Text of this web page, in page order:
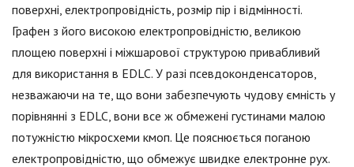
поверхні, електропровідність, розмір пір і відмінності.
Графен з його високою електропровідністю, великою
площею поверхні і міжшарової структурою привабливий
для використання в EDLC. У разі псевдоконденсаторов,
незважаючи на те, що вони забезпечують чудову ємність у
порівнянні з EDLC, вони все ж обмежені густинами малою
потужністю мікросхеми кмоп. Це пояснюється поганою
електропровідністю, що обмежує швидке електронне рух.